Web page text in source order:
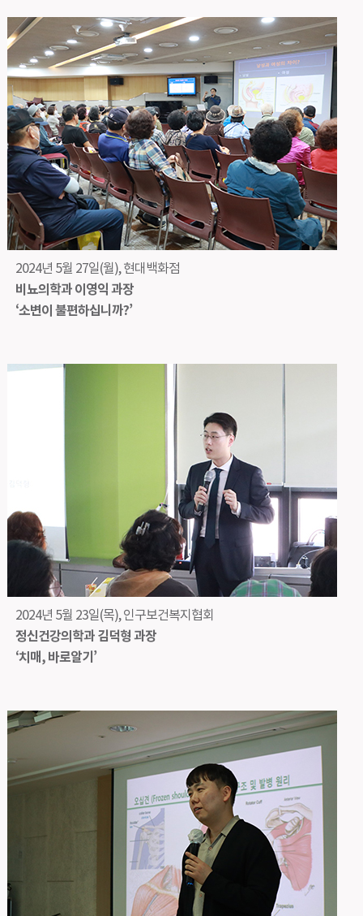
2024년 5월 27일(월), 현대백화점
비뇨의학과 이영익 과장
‘소변이 불편하십니까?’
2024년 5월 23일(목), 인구보건복지협회
정신건강의학과 김덕형 과장
‘치매, 바로알기’